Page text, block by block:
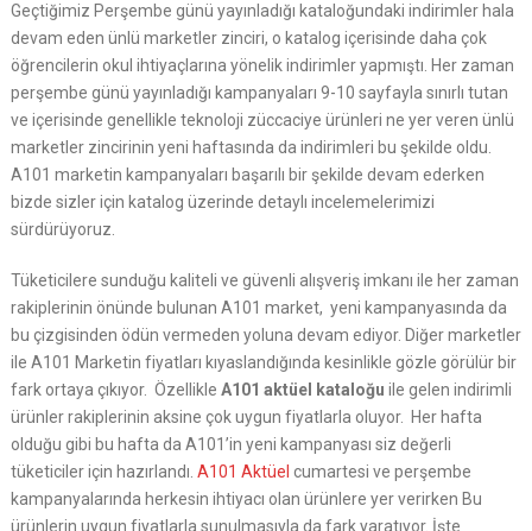
Geçtiğimiz Perşembe günü yayınladığı kataloğundaki indirimler hala
devam eden ünlü marketler zinciri, o katalog içerisinde daha çok
öğrencilerin okul ihtiyaçlarına yönelik indirimler yapmıştı. Her zaman
perşembe günü yayınladığı kampanyaları 9-10 sayfayla sınırlı tutan
ve içerisinde genellikle teknoloji züccaciye ürünleri ne yer veren ünlü
marketler zincirinin yeni haftasında da indirimleri bu şekilde oldu.
A101 marketin kampanyaları başarılı bir şekilde devam ederken
bizde sizler için katalog üzerinde detaylı incelemelerimizi
sürdürüyoruz.
Tüketicilere sunduğu kaliteli ve güvenli alışveriş imkanı ile her zaman
rakiplerinin önünde bulunan A101 market, yeni kampanyasında da
bu çizgisinden ödün vermeden yoluna devam ediyor. Diğer marketler
ile A101 Marketin fiyatları kıyaslandığında kesinlikle gözle görülür bir
fark ortaya çıkıyor. Özellikle A101 aktüel kataloğu ile gelen indirimli
ürünler rakiplerinin aksine çok uygun fiyatlarla oluyor. Her hafta
olduğu gibi bu hafta da A101’in yeni kampanyası siz değerli
tüketiciler için hazırlandı. A101 Aktüel cumartesi ve perşembe
kampanyalarında herkesin ihtiyacı olan ürünlere yer verirken Bu
ürünlerin uygun fiyatlarla sunulmasıyla da fark yaratıyor. İşte